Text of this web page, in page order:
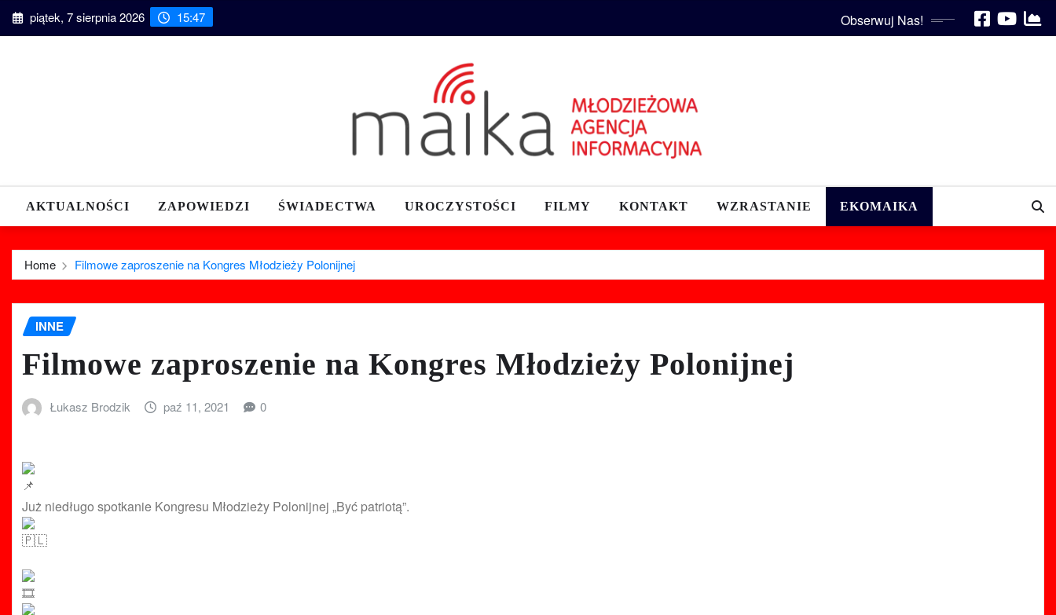
Skip piątek, 7 sierpnia 2026 15:47 Obserwuj Nas!
AKTUALNOŚCI ZAPOWIEDZI ŚWIADECTWA UROCZYSTOŚCI FILMY KONTAKT WZRASTANIE EKOMAIKA
Home Filmowe zaproszenie na Kongres Młodzieży Polonijnej
INNE
Filmowe zaproszenie na Kongres Młodzieży Polonijnej
Łukasz Brodzik paź 11, 2021 0
Już niedługo spotkanie Kongresu Młodzieży Polonijnej „Być patriotą”.